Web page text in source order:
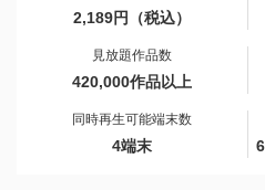
2,189円（税込）
見放題作品数
420,000作品以上
同時再生可能端末数
4端末